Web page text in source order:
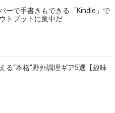
ーで手書きもできる「Kindle」で
トプットに集中だ
る“本格”野外調理ギア5選【趣味